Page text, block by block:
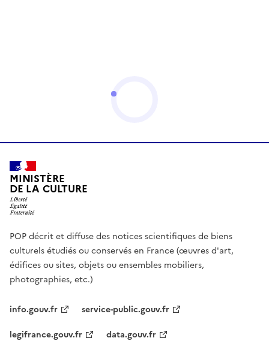
MINISTÈRE
DE LA CULTURE
POP décrit et diffuse des notices scientifiques de biens
culturels étudiés ou conservés en France (œuvres d'art,
édifices ou sites, objets ou ensembles mobiliers,
photographies, etc.)
info.gouv.fr
service-public.gouv.fr
legifrance.gouv.fr
data.gouv.fr